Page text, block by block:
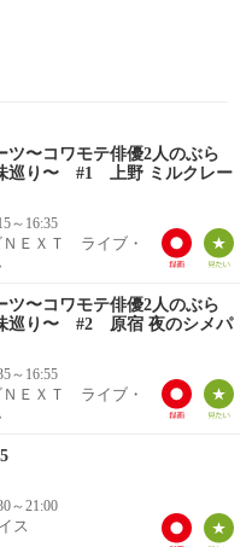
ツ〜コワモテ俳優2人のぶら
巡り〜 #1 上野 ミルクレー
～16:35
ＮＥＸＴ ライブ・
ツ〜コワモテ俳優2人のぶら
巡り〜 #2 原宿 夜のシメパ
～16:55
ＮＥＸＴ ライブ・
～21:00
ス